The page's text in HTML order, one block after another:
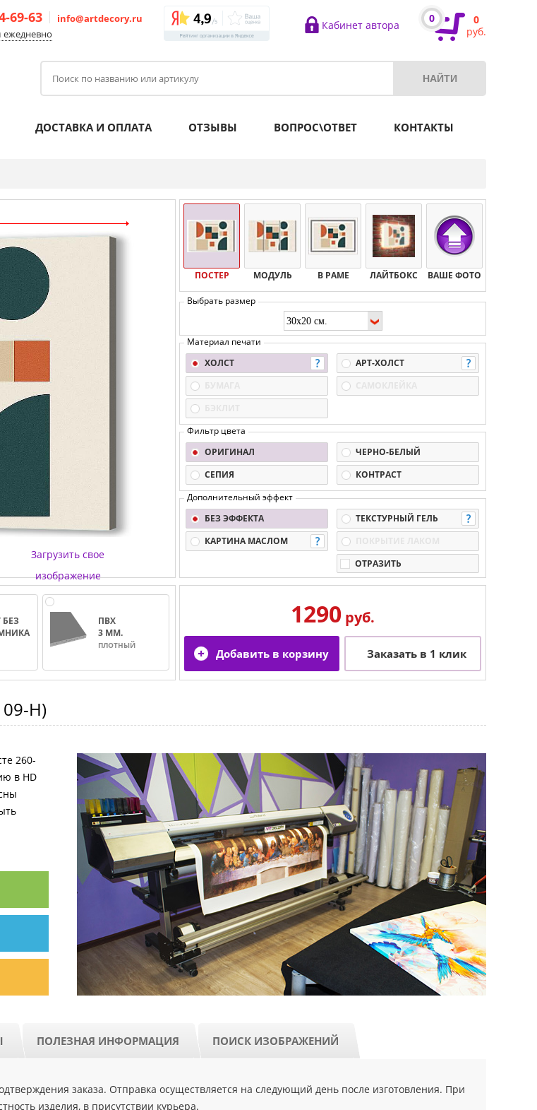
69-63
info@artdecory.ru
Кабинет автора
0
0
руб.
ДОСТАВКА И ОПЛАТА ОТЗЫВЫ ВОПРОС\ОТВЕТ КОНТАКТЫ
Загрузить свое
изображение
БЕЗ
ПВХ
3 ММ.
ПЛОТНЫЙ
ПОСТЕР МОДУЛЬ В РАМЕ ЛАЙТБОКС ВАШЕ ФОТО
Выбрать размер
Материал печати
ХОЛСТ
АРТ-ХОЛСТ
Фильтр цвета
ОРИГИНАЛ
ЧЕРНО-БЕЛЫЙ
СЕПИЯ
КОНТРАСТ
Дополнительный эффект
БЕЗ ЭФФЕКТА
ТЕКСТУРНЫЙ ГЕЛЬ
КАРТИНА МАСЛОМ
ОТРАЗИТЬ
1290 руб.
H)
260-
в HD
ПОЛЕЗНАЯ ИНФОРМАЦИЯ ПОИСК ИЗОБРАЖЕНИЙ
заказа. Отправка осуществляется на следующий день после изготовления. При
изделия, в присутствии курьера.